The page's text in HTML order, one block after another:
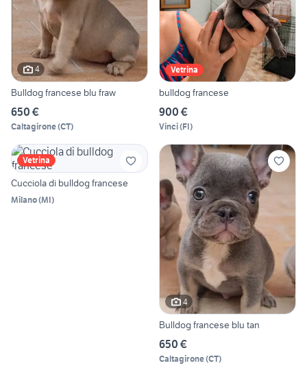
4
Bulldog francese blu fraw
650 €
Caltagirone(CT)
Vetrina
bulldog francese
900 €
Vinci(FI)
Vetrina
Cucciola di bulldog francese
Milano(MI)
4
Bulldog francese blu tan
650 €
Caltagirone(CT)